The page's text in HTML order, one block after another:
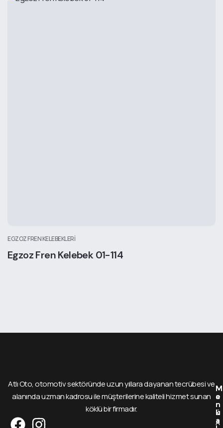
EGZOZ FREN KELEBEKLERI
Egzoz Fren Kelebek 01-114
Atlı Oto, otomotiv sektöründe uzun yıllara dayanan tecrübesi ve
alanında uzman kadrosu ile müşterilerine kaliteli hizmet sunan
köklü bir firmadır.
M
e
n
ü
A
M
a
r
k
a